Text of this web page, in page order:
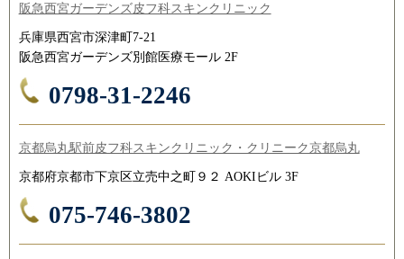
阪急西宮ガーデンズ皮フ科スキンクリニック
兵庫県西宮市深津町7-21
阪急西宮ガーデンズ別館医療モール 2F
0798-31-2246
京都烏丸駅前皮フ科スキンクリニック・クリニーク京都烏丸
京都府京都市下京区立売中之町９２ AOKIビル 3F
075-746-3802